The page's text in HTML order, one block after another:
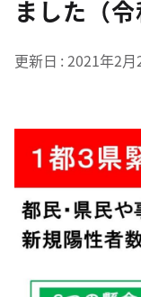
ました（
更新日 2021年2月